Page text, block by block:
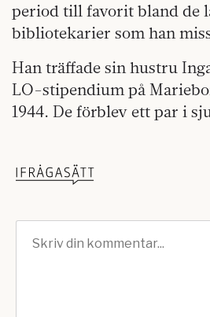
period till favorit bland de
bibliotekarier som han
Han träffade sin hustru
LO-stipendium på
1944. De förblev ett par i